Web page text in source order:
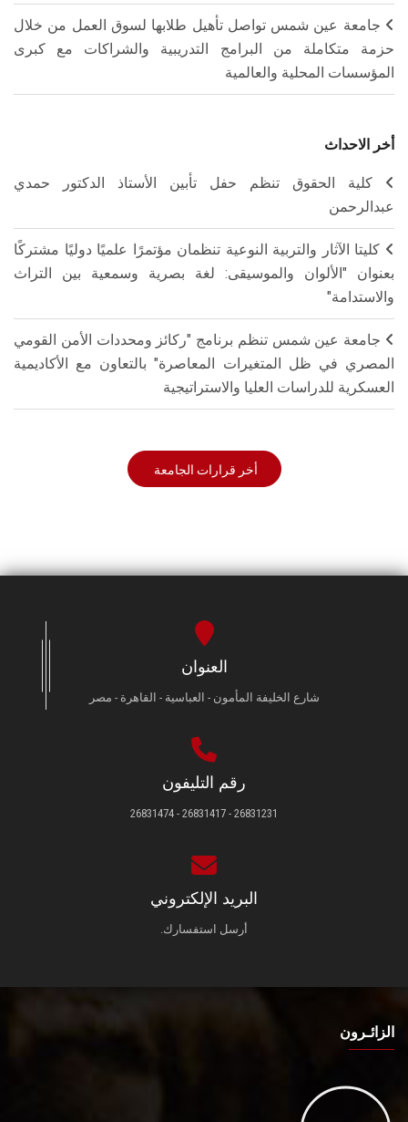
جامعة عين شمس تواصل تأهيل طلابها لسوق العمل من خلال
حزمة متكاملة من البرامج التدريبية والشراكات مع كبرى
المؤسسات المحلية والعالمية
أخر الاحداث
كلية الحقوق تنظم حفل تأبين الأستاذ الدكتور حمدي
عبدالرحمن
كليتا الآثار والتربية النوعية تنظمان مؤتمرًا علميًا دوليًا مشتركًا
بعنوان "الألوان والموسيقى: لغة بصرية وسمعية بين التراث
والاستدامة"
جامعة عين شمس تنظم برنامج "ركائز ومحددات الأمن القومي
المصري في ظل المتغيرات المعاصرة" بالتعاون مع الأكاديمية
العسكرية للدراسات العليا والاستراتيجية
أخر قرارات الجامعة
العنوان
شارع الخليفة المأمون - العباسية - القاهرة - مصر
رقم التليفون
26831231 - 26831417 - 26831474
البريد الإلكتروني
أرسل استفسارك.
الزائـرون